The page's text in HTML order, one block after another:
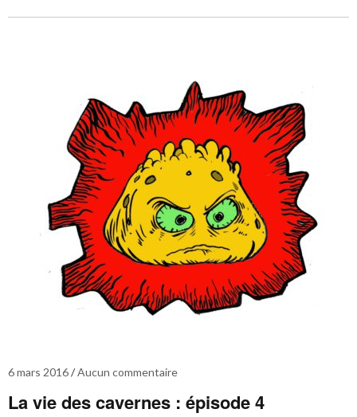
6 mars 2016 Aucun commentaire
La vie des cavernes : épisode 4